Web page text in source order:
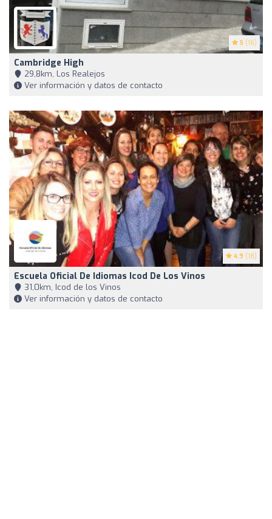
5 (16)
Cambridge High
29,8km, Los Realejos
Ver información y datos de contacto
4.9 (18)
Escuela Oficial De Idiomas Icod De Los Vinos
31,0km, Icod de los Vinos
Ver información y datos de contacto